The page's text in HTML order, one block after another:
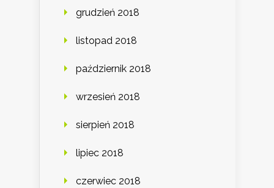
grudzień 2018
listopad 2018
październik 2018
wrzesień 2018
sierpień 2018
lipiec 2018
czerwiec 2018